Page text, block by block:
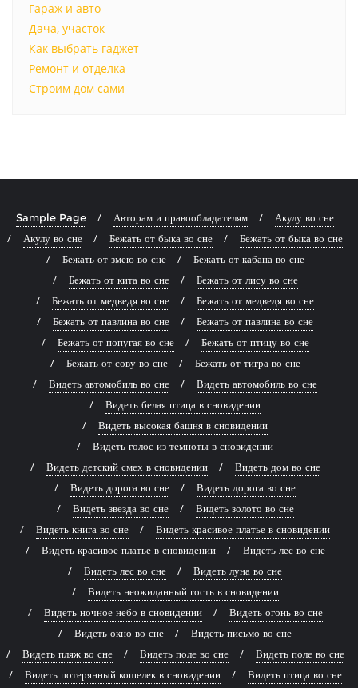
Гараж и авто
Дача, участок
Как выбрать гаджет
Ремонт и отделка
Строим дом сами
Sample Page Авторам и правообладателям
Акулу во сне
Акулу во сне
Бежать от быка во сне
Бежать от быка во сне
Бежать от змею во сне
Бежать от кабана во сне
Бежать от кита во сне
Бежать от лису во сне
Бежать от медведя во сне
Бежать от медведя во сне
Бежать от павлина во сне
Бежать от павлина во сне
Бежать от попугая во сне
Бежать от птицу во сне
Бежать от сову во сне
Бежать от тигра во сне
Видеть автомобиль во сне
Видеть автомобиль во сне
Видеть белая птица в сновидении
Видеть высокая башня в сновидении
Видеть голос из темноты в сновидении
Видеть детский смех в сновидении
Видеть дом во сне
Видеть дорога во сне
Видеть дорога во сне
Видеть звезда во сне
Видеть золото во сне
Видеть книга во сне
Видеть красивое платье в сновидении
Видеть красивое платье в сновидении
Видеть лес во сне
Видеть лес во сне
Видеть луна во сне
Видеть неожиданный гость в сновидении
Видеть ночное небо в сновидении
Видеть огонь во сне
Видеть окно во сне
Видеть письмо во сне
Видеть пляж во сне
Видеть поле во сне
Видеть поле во сне
Видеть потерянный кошелек в сновидении
Видеть птица во сне